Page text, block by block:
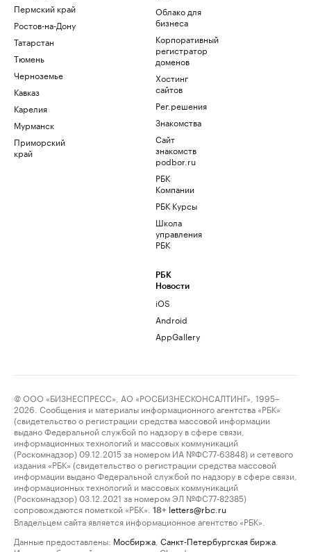
Пермский край
Ростов-на-Дону
Татарстан
Тюмень
Черноземье
Кавказ
Карелия
Мурманск
Приморский
край
Облако для
бизнеса
Корпоративный
регистратор
доменов
Хостинг
сайтов
Рег.решения
Знакомства
Сайт
знакомств
podbor.ru
РБК
Компании
РБК Курсы
Школа
управления
РБК
РБК
Новости
iOS
Android
AppGallery
© ООО «БИЗНЕСПРЕСС», АО «РОСБИЗНЕСКОНСАЛТИНГ», 1995–
2026. Сообщения и материалы информационного агентства «РБК»
(свидетельство о регистрации средства массовой информации
выдано Федеральной службой по надзору в сфере связи,
информационных технологий и массовых коммуникаций
(Роскомнадзор) 09.12.2015 за номером ИА №ФС77-63848) и сетевого
издания «РБК» (свидетельство о регистрации средства массовой
информации выдано Федеральной службой по надзору в сфере связи,
информационных технологий и массовых коммуникаций
(Роскомнадзор) 03.12.2021 за номером ЭЛ №ФС77-82385)
сопровождаются пометкой «РБК».
18+ letters@rbc.ru
Владельцем сайта является информационное агентство «РБК».
Данные предоставлены: Мосбиржа Санкт-Петербургская биржа